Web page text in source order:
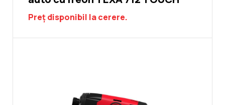
Preț disponibil la cerere.